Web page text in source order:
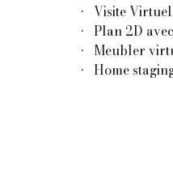
Visite
Plan 2D
Meubler
Home